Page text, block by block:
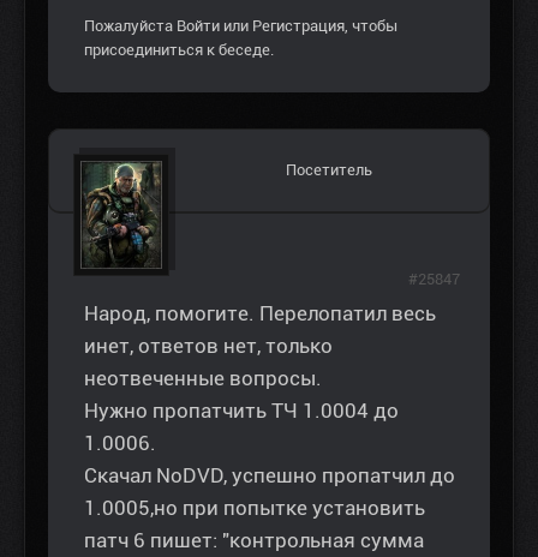
Пожалуйста Войти или Регистрация , чтобы
присоединиться к беседе.
Посетитель
Народ, помогите. Перелопатил весь
инет, ответов нет, только
неотвеченные вопросы.
Нужно пропатчить ТЧ 1.0004 до
1.0006.
Скачал NoDVD, успешно пропатчил до
1.0005,но при попытке установить
патч 6 пишет: "контрольная сумма
#25847